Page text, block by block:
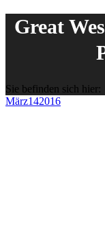
Great
Sie befinden sich hier:
März142016